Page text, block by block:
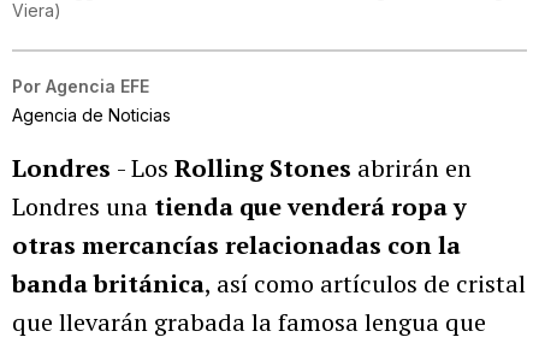
Viera)
Por Agencia EFE
Agencia de Noticias
Londres - Los Rolling Stones abrirán en
Londres una tienda que venderá ropa y
otras mercancías relacionadas con la
banda británica, así como artículos de cristal
que llevarán grabada la famosa lengua que